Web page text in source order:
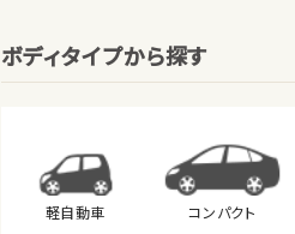
ボディタイプから探す
軽自動車 コンパクト